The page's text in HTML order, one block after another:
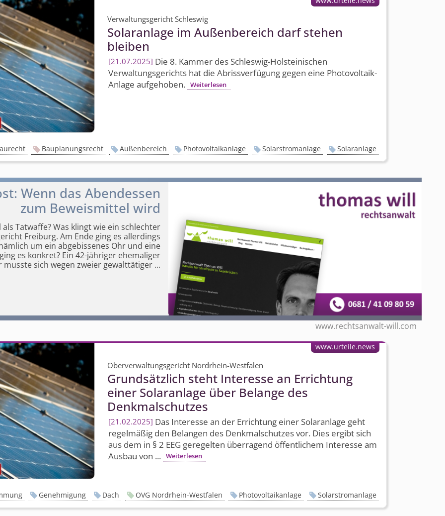
Verwaltungsgericht Schleswig
Solaranlage im Außenbereich darf stehen
bleiben
21.07.2025 Die 8. Kammer des Schleswig-Holsteinischen
Verwaltungsgerichts hat die Abrissverfügung gegen eine Photovoltaik-
Anlage aufgehoben. Weiterlesen
Bauplanungsrecht Außenbereich Photovoltaikanlage Solarstromanlage Solaranlage
Wenn das Abendessen
zum Beweismittel wird
Tatwaffe? Was klingt wie ein schlechter
Freiburg. Am Ende ging es allerdings
um ein abgebissenes Ohr und eine
es konkret? Ein 42-jähriger ehemaliger
musste sich wegen zweier gewalttätiger ...
www.rechtsanwalt-will.com
Oberverwaltungsgericht Nordrhein-Westfalen
Grundsätzlich steht Interesse an Errichtung
einer Solaranlage über Belange des
Denkmalschutzes
21.02.2025 Das Interesse an der Errichtung einer Solaranlage geht
regelmäßig den Belangen des Denkmalschutzes vor. Dies ergibt sich
aus dem in § 2 EEG geregelten überragend öffentlichem Interesse am
Ausbau von ... Weiterlesen
www.urteile.news
Genehmigung Dach OVG Nordrhein-Westfalen Photovoltaikanlage Solarstromanlage